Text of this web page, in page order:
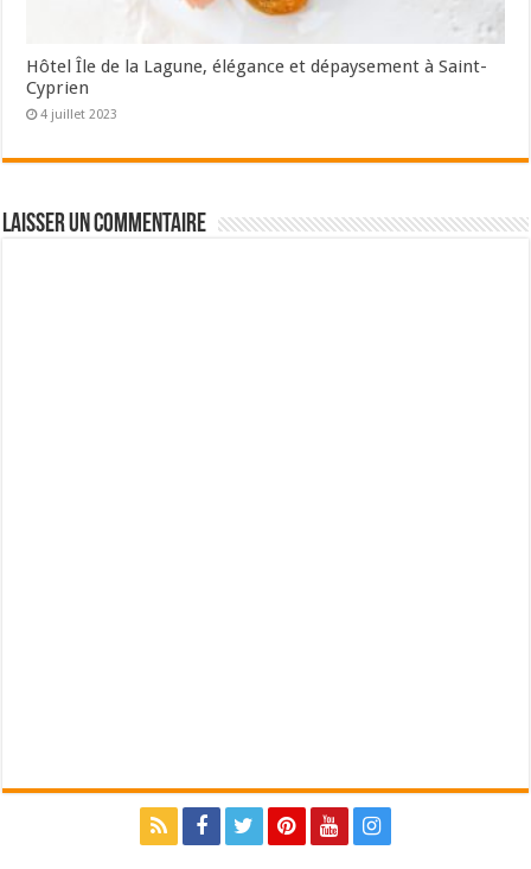
Hôtel Île de la Lagune, élégance et dépaysement à Saint-
Cyprien
4 juillet 2023
Laisser un commentaire